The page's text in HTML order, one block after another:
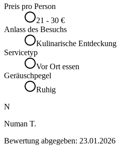
Preis pro Person
21 - 30 €
Anlass des Besuchs
Kulinarische Entdeckung
Servicetyp
Vor Ort essen
Geräuschpegel
Ruhig
N
Numan T.
Bewertung abgegeben: 23.01.2026